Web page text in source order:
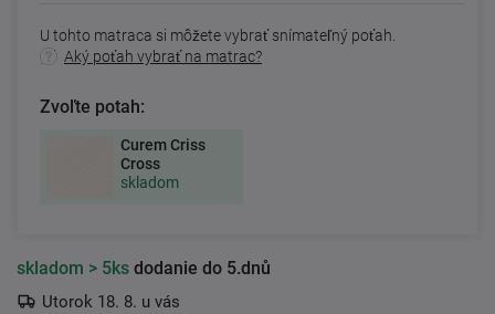
U tohto matraca si môžete vybrať snímateľný poťah.
Aký poťah vybrať na matrac?
Zvoľte potah:
Curem Criss
Cross
skladom
skladom > 5ks dodanie do 5.dnů
Utorok 18. 8. u vás